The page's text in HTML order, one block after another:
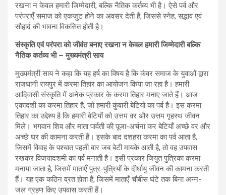
रखना न केवल हमारी जिम्मेदारी, बल्कि नैतिक कर्तव्य भी है। ऐसे पर्व और
परंपराएँ समाज को एकजुट होने का अवसर देती हैं, जिससे स्नेह, सद्भाव एवं
सौहार्द की भावना विकसित होती है।
संस्कृति एवं परंपरा को जीवंत बनाए रखना न केवल हमारी जिम्मेदारी बल्कि
नैतिक कर्तव्य भी – मुख्यमंत्री साय
मुख्यमंत्री साय ने कहा कि यह हर्ष का विषय है कि कंवर समाज के युवाओं द्वारा
राजधानी रायपुर में करमा तिहार का आयोजन किया जा रहा है। हमारी
आदिवासी संस्कृति में अनेक प्रकार के करमा तिहार मनाए जाते हैं। आज
एकादशी का करमा तिहार है, जो हमारी कुंवारी बेटियों का पर्व है। इस करमा
तिहार का उद्देश्य है कि हमारी बेटियों को उत्तम वर और उत्तम गृहस्थ जीवन
मिले। भगवान शिव और माता पार्वती की पूजा-अर्चना कर बेटियाँ अच्छे वर और
अच्छे घर की कामना करती हैं। इसके बाद दशहरा करमा का पर्व आता है,
जिसमें विवाह के पश्चात पहली बार जब बेटी मायके आती है, तो वह उपवास
रखकर विजयादशमी का पर्व मनाती है। इसी प्रकार जियुत पुत्रिका करमा
मनाया जाता है, जिसमें माताएँ पुत्र-पुत्रियों के दीर्घायु जीवन की कामना करती
हैं। यह एक कठिन व्रत होता है, जिसमें माताएँ चौबीस घंटे तक बिना अन्न-
जल ग्रहण किए उपवास करती हैं।